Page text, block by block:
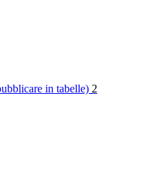
in tabelle) 2